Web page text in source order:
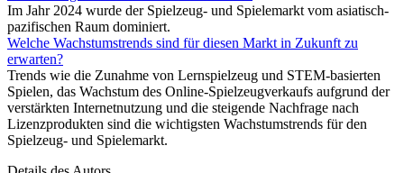
Im Jahr 2024 wurde der Spielzeug- und Spielemarkt vom asiatisch-
pazifischen Raum dominiert.
Welche Wachstumstrends sind für diesen Markt in Zukunft zu
erwarten?
Trends wie die Zunahme von Lernspielzeug und STEM-basierten
Spielen, das Wachstum des Online-Spielzeugverkaufs aufgrund der
verstärkten Internetnutzung und die steigende Nachfrage nach
Lizenzprodukten sind die wichtigsten Wachstumstrends für den
Spielzeug- und Spielemarkt.